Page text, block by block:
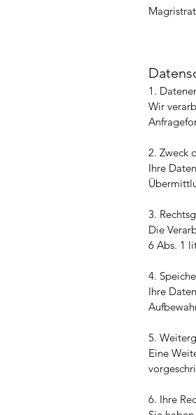
1.
Wir
2. Zweck
Ihre
3.
Die
6 Abs. 1
4.
Ihre
5.
Eine
6. Ihre